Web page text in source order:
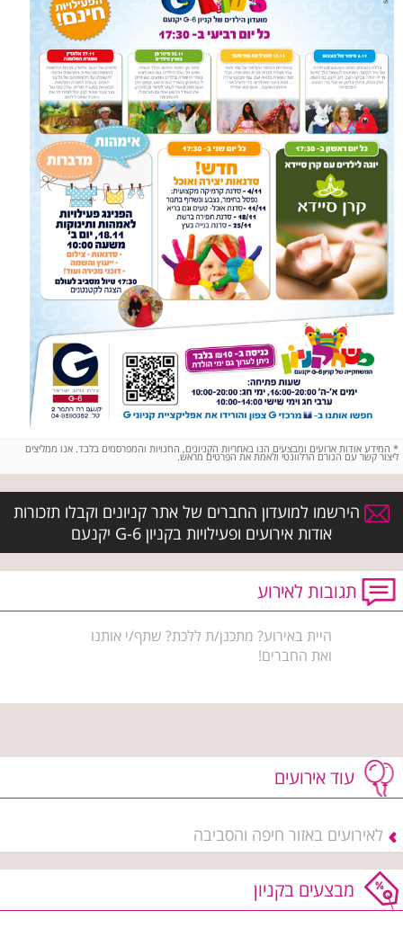
* המידע אודות ארועים ומבצעים הנו באחריות הקניונים, החנויות והמפרסמים בלבד. אנו ממליצים
ליצור קשר עם הגורם הרלוונטי ולאמת את הפרטים מראש.
הירשמו למועדון החברים של אתר קניונים וקבלו תזכורות
אודות אירועים ופעילויות בקניון G-6 יקנעם
תגובות לאירוע
היית באירוע? מתכנן/ת ללכת? שתף/י אותנו
ואת החברים!
עוד אירועים
לאירועים באזור חיפה והסביבה
מבצעים בקניון